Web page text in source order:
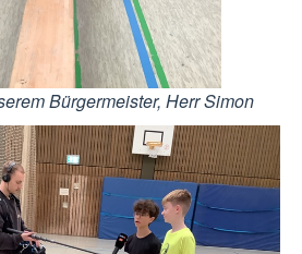
Bürgermeister, Herr Simon